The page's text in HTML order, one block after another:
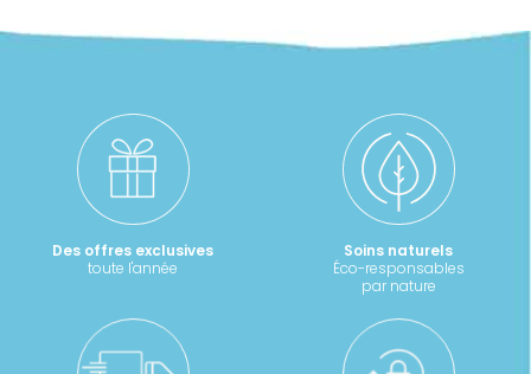
Des offres exclusives
toute l'année
Soins naturels
Éco-responsables
par nature